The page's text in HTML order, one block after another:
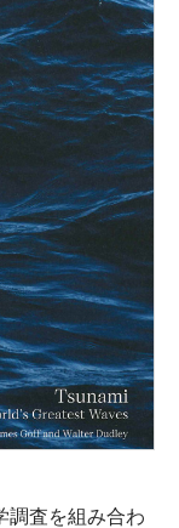
調査を組み合わ